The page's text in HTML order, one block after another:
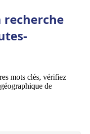
mots clés, vérifiez
de